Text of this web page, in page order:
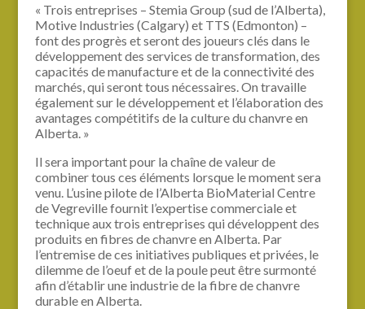
« Trois entreprises – Stemia Group (sud de l’Alberta),
Motive Industries (Calgary) et TTS (Edmonton) –
font des progrès et seront des joueurs clés dans le
développement des services de transformation, des
capacités de manufacture et de la connectivité des
marchés, qui seront tous nécessaires. On travaille
également sur le développement et l’élaboration des
avantages compétitifs de la culture du chanvre en
Alberta. »
Il sera important pour la chaîne de valeur de
combiner tous ces éléments lorsque le moment sera
venu. L’usine pilote de l’Alberta BioMaterial Centre
de Vegreville fournit l’expertise commerciale et
technique aux trois entreprises qui développent des
produits en fibres de chanvre en Alberta. Par
l’entremise de ces initiatives publiques et privées, le
dilemme de l’oeuf et de la poule peut être surmonté
afin d’établir une industrie de la fibre de chanvre
durable en Alberta.